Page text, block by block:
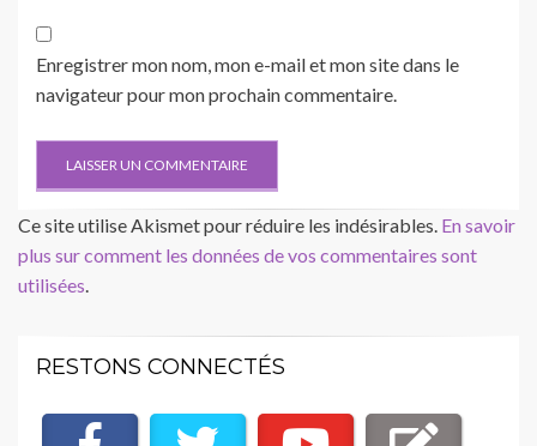
Enregistrer mon nom, mon e-mail et mon site dans le
navigateur pour mon prochain commentaire.
Ce site utilise Akismet pour réduire les indésirables. En savoir
plus sur comment les données de vos commentaires sont
utilisées.
RESTONS CONNECTÉS